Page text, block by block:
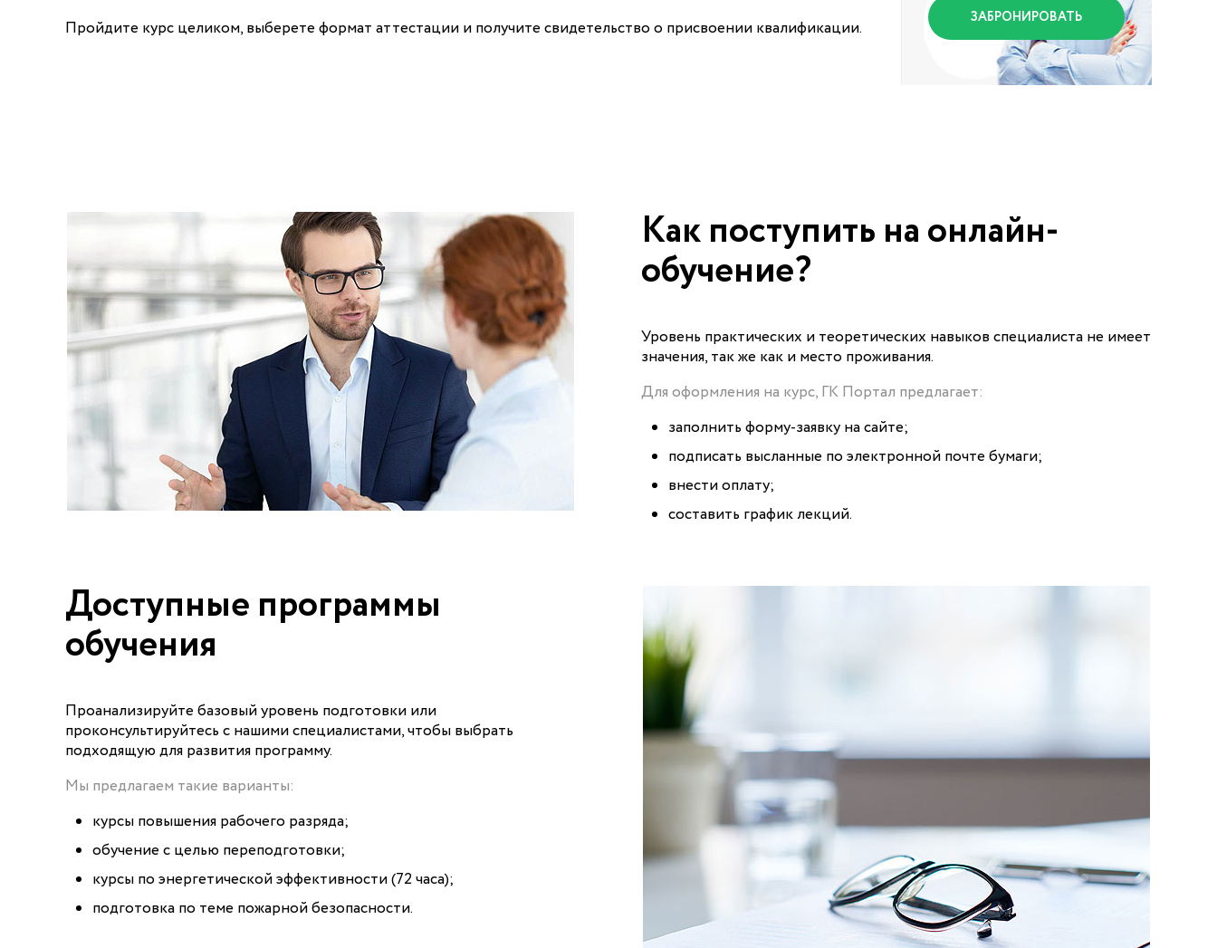
Пройдите курс целиком, выберете формат аттестации и получите свидетельство о присвоении квалификации. ЗАБРОНИРОВАТЬ
Как поступить на онлайн-
обучение?
Уровень практических и теоретических навыков специалиста не имеет
значения, так же как и место проживания.
Для оформления на курс, ГК Портал предлагает:
заполнить форму-заявку на сайте;
подписать высланные по электронной почте бумаги;
внести оплату;
составить график лекций.
Доступные программы
обучения
Проанализируйте базовый уровень подготовки или
проконсультируйтесь с нашими специалистами, чтобы выбрать
подходящую для развития программу.
Мы предлагаем такие варианты:
курсы повышения рабочего разряда;
обучение с целью переподготовки;
курсы по энергетической эффективности (72 часа);
подготовка по теме пожарной безопасности.